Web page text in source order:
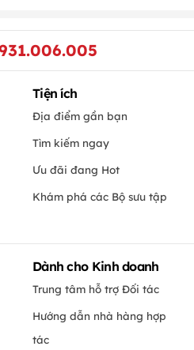
Tiện ích
Địa điểm gần bạn
Tìm kiếm ngay
Ưu đãi đang Hot
Khám phá các Bộ sưu tập
Dành cho Kinh doanh
Trung tâm hỗ trợ Đối tác
Hướng dẫn nhà hàng hợp
tác